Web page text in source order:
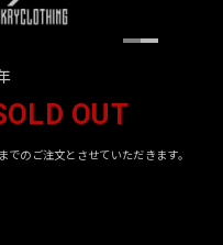
OUT
のご注文とさせていただきます。